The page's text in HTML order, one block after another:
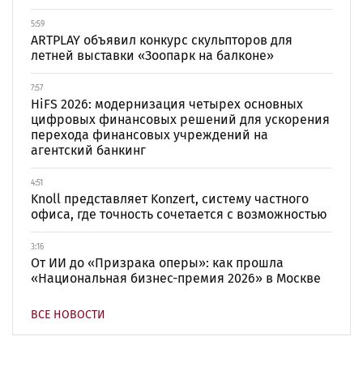
5:59
ARTPLAY объявил конкурс скульпторов для
летней выставки «Зоопарк на балконе»
7:57
HiFS 2026: модернизация четырех основных
цифровых финансовых решений для ускорения
перехода финансовых учреждений на
агентский банкинг
4:51
Knoll представляет Konzert, систему частного
офиса, где точность сочетается с возможностью
3:16
От ИИ до «Призрака оперы»: как прошла
«Национальная бизнес-премия 2026» в Москве
ВСЕ НОВОСТИ